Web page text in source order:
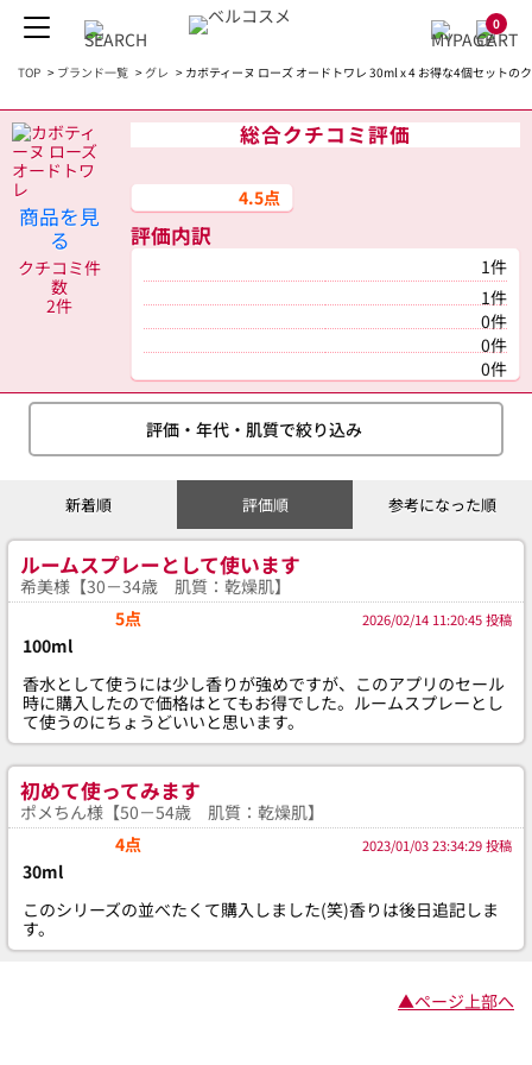
0
TOP > ブランド一覧 >グレ > カボティーヌ ローズ オードトワレ 30ml x 4 お得な4個セットの
商品を見
る
クチコミ件
数
2件
総合クチコミ評価
4.5点
評価内訳
1件
1件
0件
0件
0件
評価・年代・肌質で絞り込み
新着順 評価順 参考になった順
ルームスプレーとして使います
希美様【30－34歳 肌質：乾燥肌】
5点
2026/02/14 11:20:45 投稿
100ml
香水として使うには少し香りが強めですが、このアプリのセール
時に購入したので価格はとてもお得でした。ルームスプレーとし
て使うのにちょうどいいと思います。
初めて使ってみます
ポメちん様【50－54歳 肌質：乾燥肌】
4点
2023/01/03 23:34:29 投稿
30ml
このシリーズの並べたくて購入しました(笑)香りは後日追記しま
す。
▲ページ上部へ